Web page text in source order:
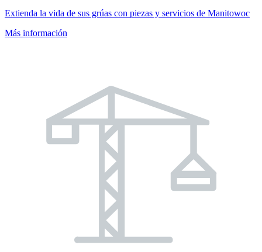
Extienda la vida de sus grúas con piezas y servicios de Manitowoc
Más información